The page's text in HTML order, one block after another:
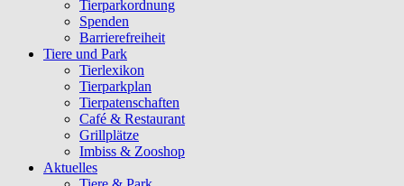
Tierparkordnung
Spenden
Barrierefreiheit
Tiere und Park
Tierlexikon
Tierparkplan
Tierpatenschaften
Café & Restaurant
Grillplätze
Imbiss & Zooshop
Aktuelles